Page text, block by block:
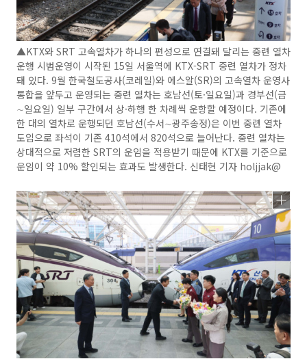
▲KTX와 SRT 고속열차가 하나의 편성으로 연결돼 달리는 중련 열차
운행 시범운영이 시작된 15일 서울역에 KTX-SRT 중련 열차가 정차
돼 있다. 9월 한국철도공사(코레일)와 에스알(SR)의 고속열차 운영사
통합을 앞두고 운영되는 중련 열차는 호남선(토·일요일)과 경부선(금
∼일요일) 일부 구간에서 상·하행 한 차례씩 운항할 예정이다. 기존에
한 대의 열차로 운행되던 호남선(수서∼광주송정)은 이번 중련 열차
도입으로 좌석이 기존 410석에서 820석으로 늘어난다. 중련 열차는
상대적으로 저렴한 SRT의 운임을 적용받기 때문에 KTX를 기준으로
운임이 약 10% 할인되는 효과도 발생한다. 신태현 기자 holjjak@